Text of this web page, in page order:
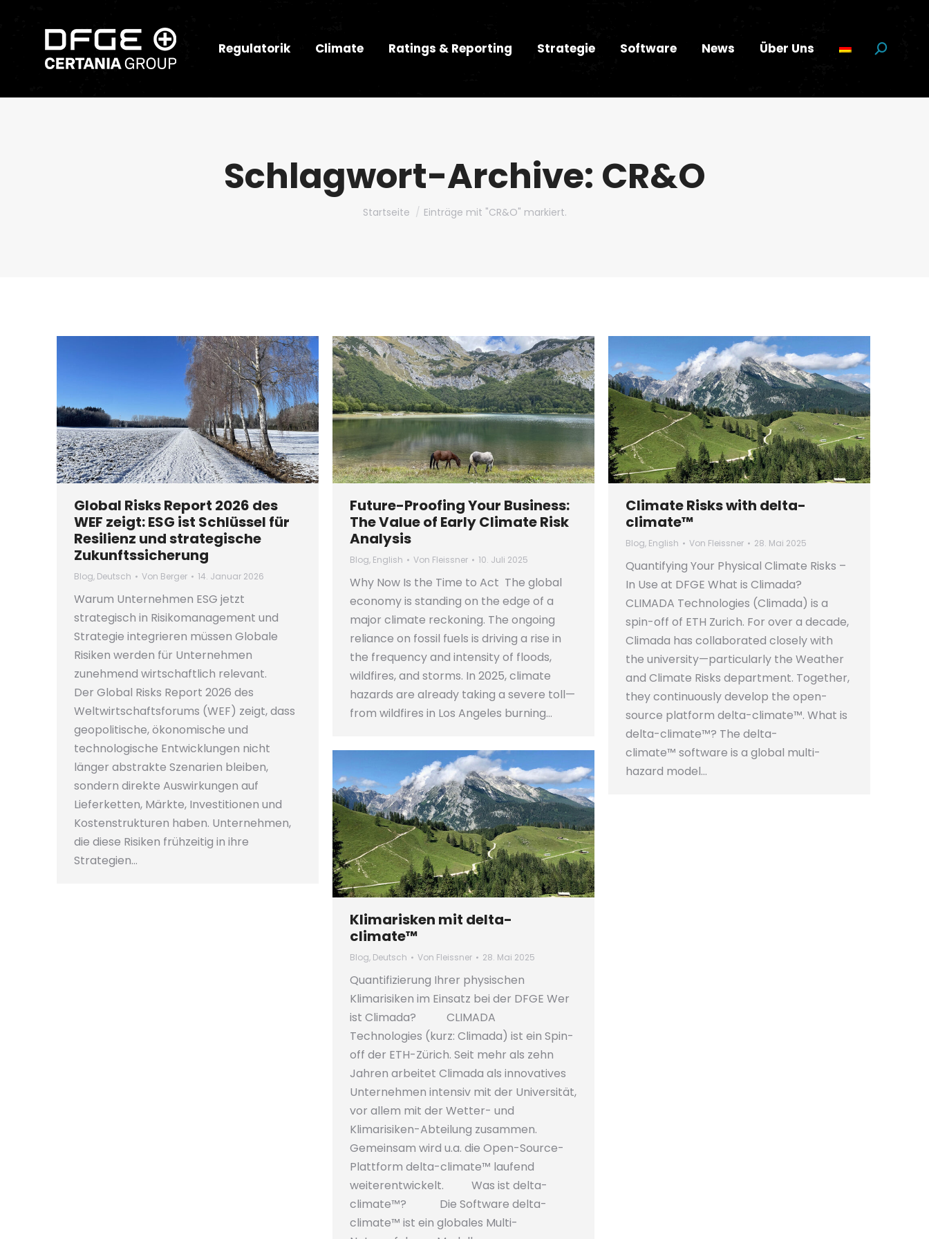
Regulatorik Climate Ratings & Reporting Strategie Software News Über Uns Suchen:
Schlagwort-Archive: CR&O
Du bist hier:
Startseite Einträge mit "CR&O" markiert.
Global Risks Report 2026 des
WEF zeigt: ESG ist Schlüssel für
Resilienz und strategische
Zukunftssicherung
Blog, Deutsch Von Berger 14. Januar 2026
Warum Unternehmen ESG jetzt
strategisch in Risikomanagement und
Strategie integrieren müssen Globale
Risiken werden für Unternehmen
zunehmend wirtschaftlich relevant.
Der Global Risks Report 2026 des
Weltwirtschaftsforums (WEF) zeigt, dass
geopolitische, ökonomische und
technologische Entwicklungen nicht
länger abstrakte Szenarien bleiben,
sondern direkte Auswirkungen auf
Lieferketten, Märkte, Investitionen und
Kostenstrukturen haben. Unternehmen,
die diese Risiken frühzeitig in ihre
Strategien…
Future-Proofing Your Business:
The Value of Early Climate Risk
Analysis
Blog, English Von Fleissner 10. Juli 2025
Why Now Is the Time to Act The global
economy is standing on the edge of a
major climate reckoning. The ongoing
reliance on fossil fuels is driving a rise in
the frequency and intensity of floods,
wildfires, and storms. In 2025, climate
hazards are already taking a severe toll—
from wildfires in Los Angeles burning…
Climate Risks with delta-
climate™
Blog, English Von Fleissner 28. Mai 2025
Quantifying Your Physical Climate Risks –
In Use at DFGE What is Climada?
CLIMADA Technologies (Climada) is a
spin-off of ETH Zurich. For over a decade,
Climada has collaborated closely with
the university—particularly the Weather
and Climate Risks department. Together,
they continuously develop the open-
source platform delta-climate™. What is
delta-climate™? The delta-
climate™ software is a global multi-
hazard model…
Klimarisken mit delta-
climate™
Blog, Deutsch Von Fleissner 28. Mai 2025
Quantifizierung Ihrer physischen
Klimarisiken im Einsatz bei der DFGE Wer
ist Climada? CLIMADA
Technologies (kurz: Climada) ist ein Spin-
off der ETH-Zürich. Seit mehr als zehn
Jahren arbeitet Climada als innovatives
Unternehmen intensiv mit der Universität,
vor allem mit der Wetter- und
Klimarisiken-Abteilung zusammen.
Gemeinsam wird u.a. die Open-Source-
Plattform delta-climate™ laufend
weiterentwickelt. Was ist delta-
climate™? Die Software delta-
climate™ ist ein globales Multi-